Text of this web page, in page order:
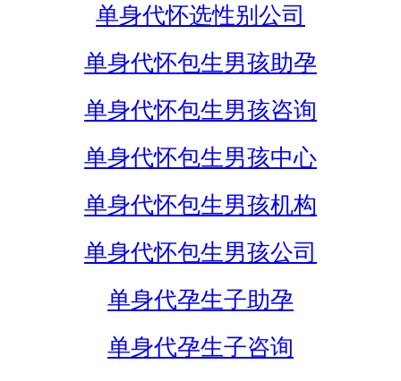
单身代怀选性别公司
单身代怀包生男孩助孕
单身代怀包生男孩咨询
单身代怀包生男孩中心
单身代怀包生男孩机构
单身代怀包生男孩公司
单身代孕生子助孕
单身代孕生子咨询